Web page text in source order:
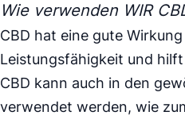
Wie verwenden WIR
CBD hat eine gute
Leistungsfähigkeit und
CBD kann auch in den
verwendet werden, wie